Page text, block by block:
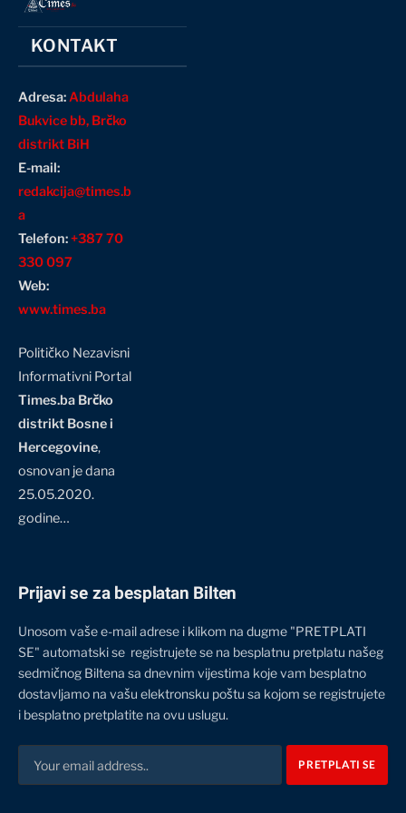
KONTAKT
Adresa:Abdulaha
Bukvice bb, Brčko
distrikt BiH
E-mail:
redakcija@times.b
a
Telefon:+387 70
330 097
Web:
www.times.ba
Političko Nezavisni
Informativni Portal
Times.ba Brčko
distrikt Bosne i
Hercegovine,
osnovan je dana
25.05.2020.
godine…
Prijavi se za besplatan Bilten
Unosom vaše e-mail adrese i klikom na dugme "PRETPLATI
SE" automatski se registrujete se na besplatnu pretplatu našeg
sedmičnog Biltena sa dnevnim vijestima koje vam besplatno
dostavljamo na vašu elektronsku poštu sa kojom se registrujete
i besplatno pretplatite na ovu uslugu.